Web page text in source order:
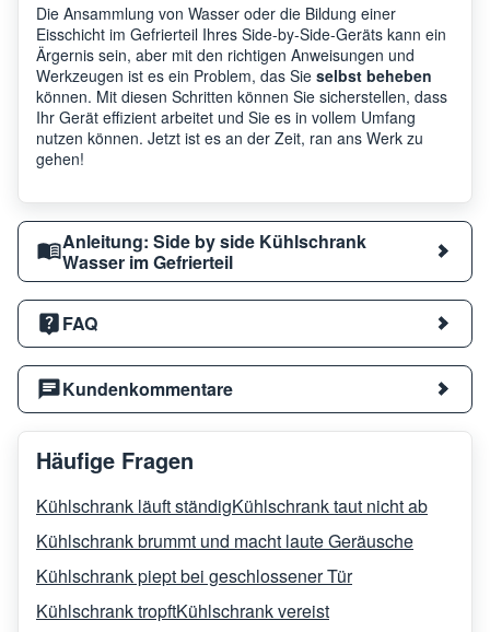
Die Ansammlung von Wasser oder die Bildung einer
Eisschicht im Gefrierteil Ihres Side-by-Side-Geräts kann ein
Ärgernis sein, aber mit den richtigen Anweisungen und
Werkzeugen ist es ein Problem, das Sie selbst beheben
können. Mit diesen Schritten können Sie sicherstellen, dass
Ihr Gerät effizient arbeitet und Sie es in vollem Umfang
nutzen können. Jetzt ist es an der Zeit, ran ans Werk zu
gehen!
Anleitung: Side by side Kühlschrank
Wasser im Gefrierteil
FAQ
Kundenkommentare
Häufige Fragen
Kühlschrank läuft ständigKühlschrank taut nicht ab
Kühlschrank brummt und macht laute Geräusche
Kühlschrank piept bei geschlossener Tür
Kühlschrank tropftKühlschrank vereist